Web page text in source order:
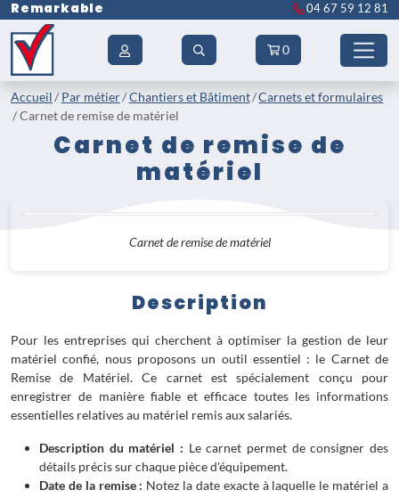
Remarkable 04 67 59 12 81
0
Accueil Par métier Chantiers et Bâtiment Carnets et formulaires
Carnet de remise de matériel
Carnet de remise de
matériel
Carnet de remise de matériel
Description
Pour les entreprises qui cherchent à optimiser la gestion de leur
matériel confié, nous proposons un outil essentiel : le Carnet de
Remise de Matériel. Ce carnet est spécialement conçu pour
enregistrer de manière fiable et efficace toutes les informations
essentielles relatives au matériel remis aux salariés.
Description du matériel : Le carnet permet de consigner des
détails précis sur chaque pièce d'équipement.
Date de la remise : Notez la date exacte à laquelle le matériel a